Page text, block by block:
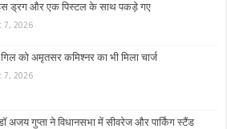
ड्रग और एक पिस्टल के साथ पकड़े गए
7, 2026
गिल को अमृतसर कमिश्नर का भी मिला चार्ज
7, 2026
अजय गुप्ता ने विधानसभा में सीवरेज और पार्किंग स्टैंड